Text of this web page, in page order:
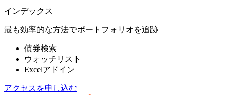
インデックス
最も効率的な方法でポートフォリオを追跡
債券検索
ウォッチリスト
Excelアドイン
アクセスを申し込む